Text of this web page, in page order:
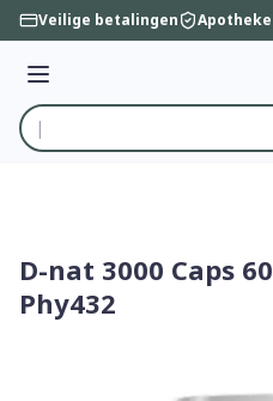
Ga naar de inhoud
Veilige betalingen
Menu
Product, merk, categorie...
D-nat 3000 Caps
Phy432